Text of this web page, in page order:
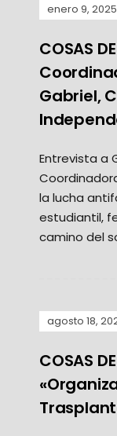
enero 9, 2025
COSAS
Gabriel,
Entrevista a
la lucha
estudiantil,
camino del
agosto 18,
COSAS